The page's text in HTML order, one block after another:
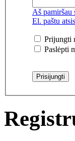
Aš pamiršau
El. paštu
Prijungti
Paslėpti